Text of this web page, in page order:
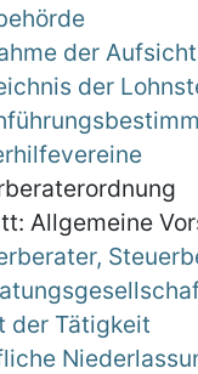
der
der
Allgemeine
der Tätigkeit